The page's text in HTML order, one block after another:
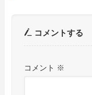
コメントする
コメント ※